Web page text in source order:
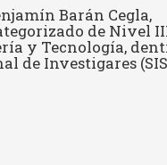
Barán Cegla,
de Nivel
y Tecnología,
de Investigares